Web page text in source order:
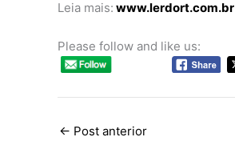
Leia mais: www.lerdort.com.br
Please follow and like us:
← Post anterior